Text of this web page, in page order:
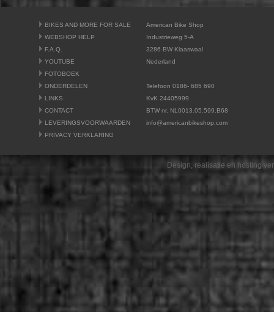
BIKES AND MORE FOR SALE
WEBSHOP HELP
F.A.Q.
YOUTUBE
FOTOBOEK
ONDERDELEN
LINKS
CONTACT
LEVERINGSVOORWAARDEN
PRIVACY VERKLARING
American Bike Shop
Industrieweg 5-A
3286 BW Klaaswaal
Nederland
Telefoon 0186- 685 690
KvK 24405999
BTW nr. NL0013.05.599.B68
info@americanbikeshop.com
Design, realisatie en hosting